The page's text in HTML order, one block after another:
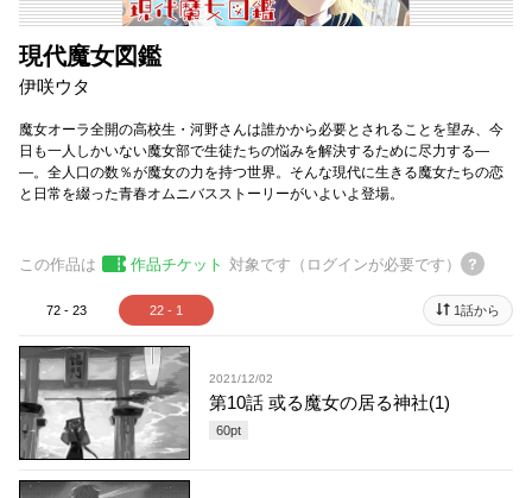
現代魔女図鑑
伊咲ウタ
魔女オーラ全開の高校生・河野さんは誰かから必要とされることを望み、今
日も一人しかいない魔女部で生徒たちの悩みを解決するために尽力する―
―。全人口の数％が魔女の力を持つ世界。そんな現代に生きる魔女たちの恋
と日常を綴った青春オムニバスストーリーがいよいよ登場。
この作品は 作品チケット 対象です（ログインが必要です）
72 - 23 22 - 1 1話から
2021/12/02
第10話 或る魔女の居る神社(1)
60pt